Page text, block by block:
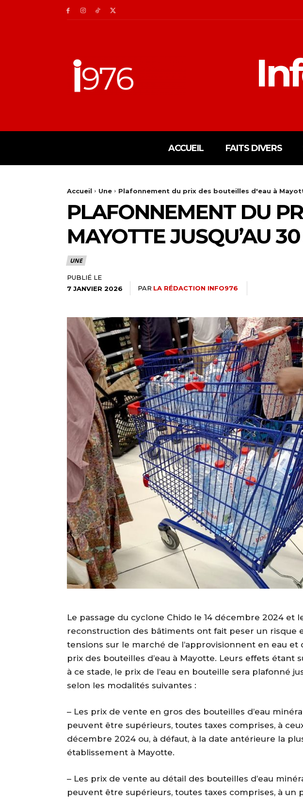
ACCUEIL FAITS DIVERS
Accueil Une Plafonnement du prix des bouteilles d'eau à
PLAFONNEMENT DU
MAYOTTE JUSQU’AU
UNE
PUBLIÉ LE
7 JANVIER 2026
PAR LA RÉDACTION INFO976
Le passage du cyclone Chido le 14 décembre 2024 et
reconstruction des bâtiments ont fait peser un risque
tensions sur le marché de l’approvisionnent en eau et
prix des bouteilles d’eau à Mayotte. Leurs effets étant
à ce stade, le prix de l’eau en bouteille sera plafonné
selon les modalités suivantes :
– Les prix de vente en gros des bouteilles d’eau
peuvent être supérieurs, toutes taxes comprises, à
décembre 2024 ou, à défaut, à la date antérieure la
établissement à Mayotte.
– Les prix de vente au détail des bouteilles d’eau
peuvent être supérieurs, toutes taxes comprises, à un